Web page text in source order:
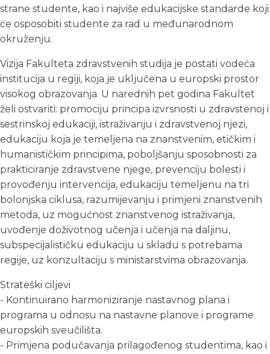
strane studente, kao i najviše edukacijske standarde koji
će osposobiti studente za rad u međunarodnom
okruženju.
Vizija Fakulteta zdravstvenih studija je postati vodeća
institucija u regiji, koja je uključena u europski prostor
visokog obrazovanja. U narednih pet godina Fakultet
želi ostvariti: promociju principa izvrsnosti u zdravstenoj i
sestrinskoj edukaciji, istraživanju i zdravstvenoj njezi,
edukaciju koja je temeljena na znanstvenim, etičkim i
humanističkim principima, poboljšanju sposobnosti za
prakticiranje zdravstvene njege, prevenciju bolesti i
provođenju intervencija, edukaciju temeljenu na tri
bolonjska ciklusa, razumijevanju i primjeni znanstvenih
metoda, uz mogućnost znanstvenog istraživanja,
uvođenje doživotnog učenja i učenja na daljinu,
subspecijalističku edukaciju u skladu s potrebama
regije, uz konzultaciju s ministarstvima obrazovanja.
Strateški ciljevi
- Kontinuirano harmoniziranje nastavnog plana i
programa u odnosu na nastavne planove i programe
europskih sveučilišta.
- Primjena podučavanja prilagođenog studentima, kao i